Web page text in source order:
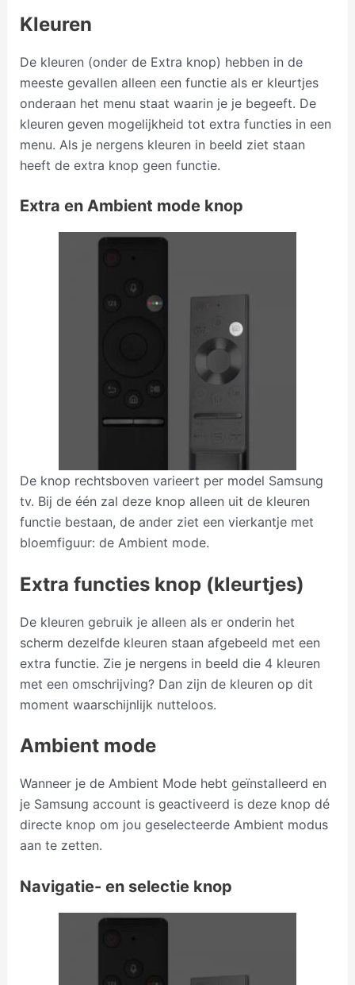
Kleuren
De kleuren (onder de Extra knop) hebben in de
meeste gevallen alleen een functie als er kleurtjes
onderaan het menu staat waarin je je begeeft. De
kleuren geven mogelijkheid tot extra functies in een
menu. Als je nergens kleuren in beeld ziet staan
heeft de extra knop geen functie.
Extra en Ambient mode knop
De knop rechtsboven varieert per model Samsung
tv. Bij de één zal deze knop alleen uit de kleuren
functie bestaan, de ander ziet een vierkantje met
bloemfiguur: de Ambient mode.
Extra functies knop (kleurtjes)
De kleuren gebruik je alleen als er onderin het
scherm dezelfde kleuren staan afgebeeld met een
extra functie. Zie je nergens in beeld die 4 kleuren
met een omschrijving? Dan zijn de kleuren op dit
moment waarschijnlijk nutteloos.
Ambient mode
Wanneer je de Ambient Mode hebt geïnstalleerd en
je Samsung account is geactiveerd is deze knop dé
directe knop om jou geselecteerde Ambient modus
aan te zetten.
Navigatie- en selectie knop